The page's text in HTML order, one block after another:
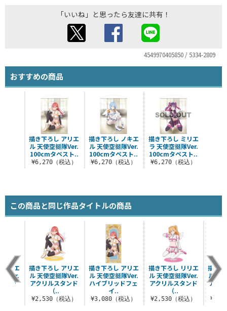
「いいね」と思ったら友達に共有！
4549970405850 / 5334-2809
おすすめの商品
描き下ろし ノキエ
ル 天使空挺隊Ver.
100cmタペスト..
¥6,270（税込）
描き下ろし ミリエ
ラ 天使空挺隊Ver.
100cmタペスト..
¥6,270（税込）
描き下ろし アリエ
ル 天使空挺隊Ver.
100cmタペスト..
¥6,270（税込）
この商品と同じ作品タイトルの商品
描き下ろし アリエ
ル 天使空挺隊Ver.
ハイブリッドフェ
イ..
¥3,080（税込）
描き下ろし リリエ
ル 天使空挺隊Ver.
アクリルスタンド
（..
¥2,530（税込）
描き
ル 天
アク
リエ
隊Ver.
ッジ
描き下ろし アリエ
ル 天使空挺隊Ver.
アクリルスタンド
（..
¥2,530（税込）